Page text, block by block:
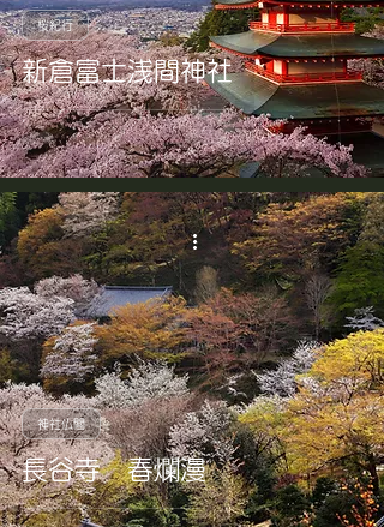
新倉富士浅間神社
桜紀行
長谷寺 春爛漫
神社仏閣